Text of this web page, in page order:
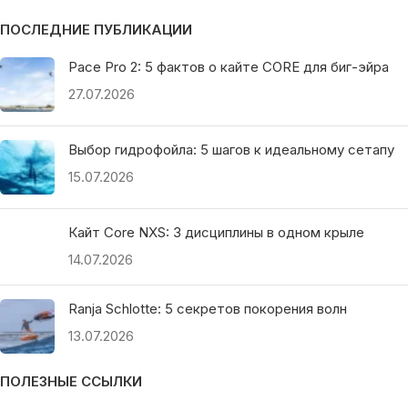
ПОСЛЕДНИЕ ПУБЛИКАЦИИ
Pace Pro 2: 5 фактов о кайте CORE для биг-эйра
27.07.2026
Выбор гидрофойла: 5 шагов к идеальному сетапу
15.07.2026
Кайт Core NXS: 3 дисциплины в одном крыле
14.07.2026
Ranja Schlotte: 5 секретов покорения волн
13.07.2026
ПОЛЕЗНЫЕ ССЫЛКИ